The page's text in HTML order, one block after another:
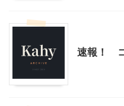
速報！ コ